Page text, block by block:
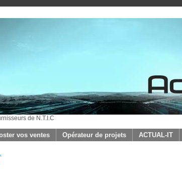
de N.T.I.C
vos ventes Opérateur de projets ACTUAL-IT